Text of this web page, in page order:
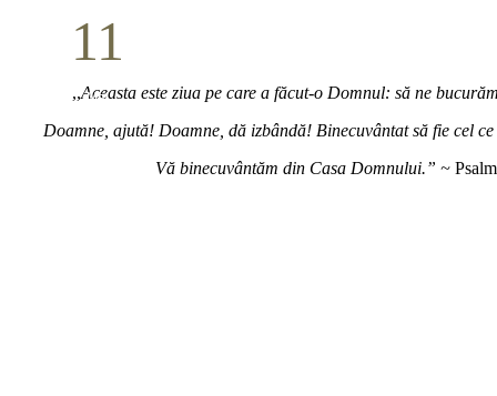
11
Mai
,,Aceasta este ziua pe care a făcut-o Domnul: să ne
Doamne, ajută! Doamne, dă izbândă! Binecuvântat să fie cel
Vă binecuvântăm din Casa Domnului.” ~